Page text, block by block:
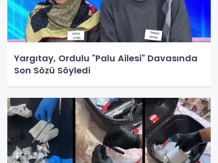
Yargıtay, Ordulu "Palu Ailesi" Davasında
Son Sözü Söyledi